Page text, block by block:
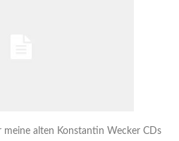
alten Konstantin Wecker CDs